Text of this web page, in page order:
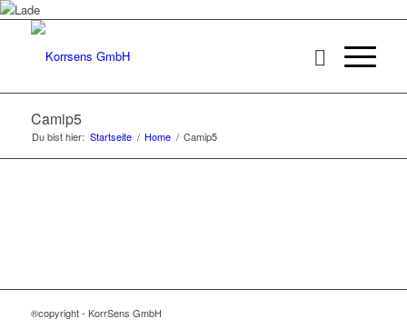
Camip5
Du bist hier: Startseite / Home / Camip5
®copyright - KorrSens GmbH